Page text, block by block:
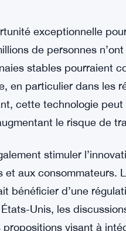
exceptionnelle pour
de personnes
stables pourraient
en particulier dans les
cette technologie